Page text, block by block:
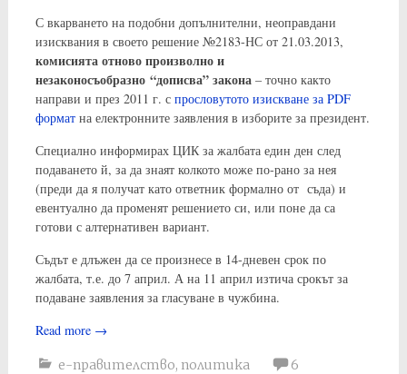
С вкарването на подобни допълнителни, неоправдани
изисквания в своето решение №2183-НС от 21.03.2013,
комисията отново произволно и
незаконосъобразно “дописва” закона– точно както
направи и през 2011 г. с прословутото изискване за PDF
форматна електронните заявления в изборите за президент.
Специално информирах ЦИК за жалбата един ден след
подаването й, за да знаят колкото може по-рано за нея
(преди да я получат като ответник формално от съда) и
евентуално да променят решението си, или поне да са
готови с алтернативен вариант.
Съдът е длъжен да се произнесе в 14-дневен срок по
жалбата, т.е. до 7 април. А на 11 април изтича срокът за
подаване заявления за гласуване в чужбина.
Read more →
е-правителство, политика
6